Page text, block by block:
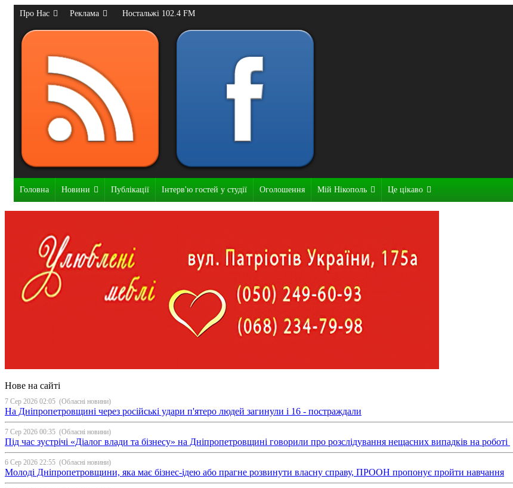
Про Нас Реклама Ностальжі 102.4 FM
Головна Новини Публікації Інтерв'ю гостей у студії Оголошення Мій Нікополь Це цікаво
Нове на сайті
7 Сер 2026 02:05 (Обласні новини)
На Дніпропетровщині через російські удари п'ятеро людей загинули і 16 - постраждали
7 Сер 2026 00:35 (Обласні новини)
Під час зустрічі «Діалог влади та бізнесу» на Дніпропетровщині говорили про розслідування нещасних випадків на роботі
6 Сер 2026 22:55 (Обласні новини)
Молоді Дніпропетровщини, яка має бізнес-ідею або прагне розвинути власну справу, ПРООН пропонує пройти навчання